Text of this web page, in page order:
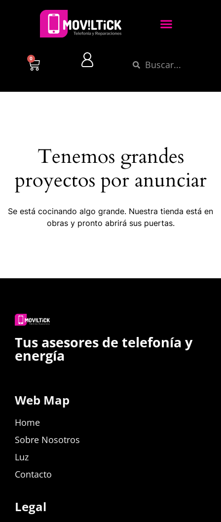
0
Tenemos grandes
proyectos por anunciar
Se está cocinando algo grande. Nuestra tienda está en
obras y pronto abrirá sus puertas.
Tus asesores de telefonía y
energía
Web Map
Home
Sobre Nosotros
Luz
Contacto
Legal